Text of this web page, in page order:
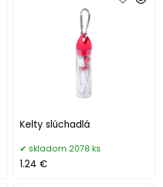
Kelty slúchadlá
skladom 2078 ks
1.24 €